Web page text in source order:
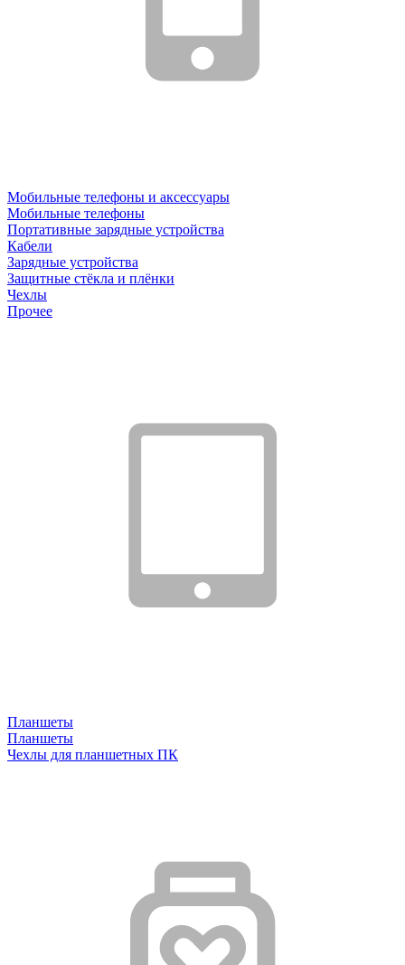
Мобильные телефоны и аксессуары
Мобильные телефоны
Портативные зарядные устройства
Кабели
Зарядные устройства
Защитные стёкла и плёнки
Чехлы
Прочее
Планшеты
Планшеты
Чехлы для планшетных ПК